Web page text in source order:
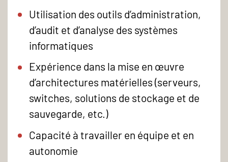
Utilisation des outils d’administration,
d’audit et d’analyse des systèmes
informatiques
Expérience dans la mise en œuvre
d’architectures matérielles (serveurs,
switches, solutions de stockage et de
sauvegarde, etc.)
Capacité à travailler en équipe et en
autonomie